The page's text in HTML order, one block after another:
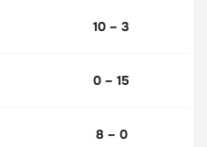
10 – 3
0 – 15
8 – 0